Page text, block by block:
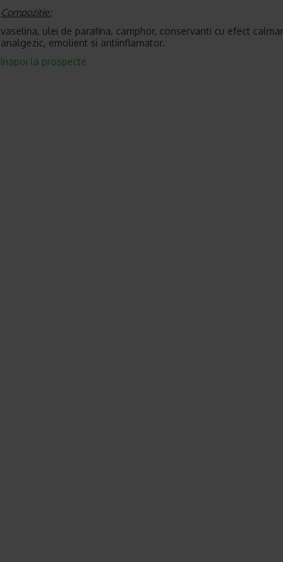
Compozitie:
vaselina, ulei de parafina, camphor, conservanti cu efect
analgezic, emolient si antiinflamator.
Inapoi la prospecte